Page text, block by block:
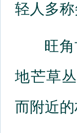
轻人多
旺角古
地芒草
而附近的